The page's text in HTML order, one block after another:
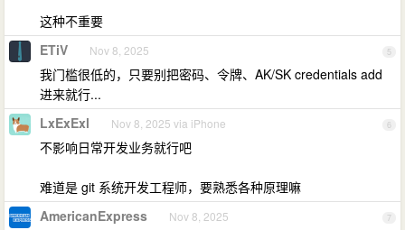
这种不重要
5
ETiV Nov 8, 2025
我门槛很低的，只要别把密码、令牌、AK/SK credentials add
进来就行...
6
LxExExl Nov 8, 2025 via iPhone
不影响日常开发业务就行吧
难道是 git 系统开发工程师，要熟悉各种原理嘛
7
AmericanExpress Nov 8, 2025